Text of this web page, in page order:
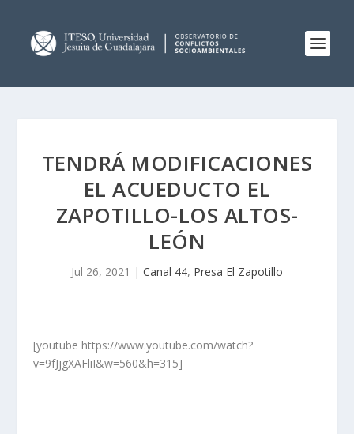
TENDRÁ MODIFICACIONES
EL ACUEDUCTO EL
ZAPOTILLO-LOS ALTOS-
LEÓN
Jul 26, 2021 | Canal 44, Presa El Zapotillo
[youtube https://www.youtube.com/watch?
v=9fJjgXAFliI&w=560&h=315]